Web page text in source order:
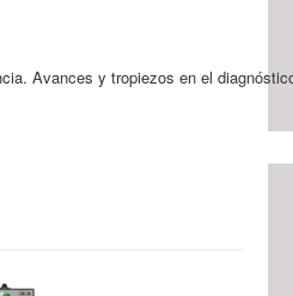
Avances y tropiezos en el